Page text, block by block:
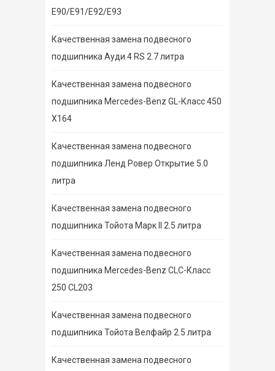
E90/E91/E92/E93
Качественная замена подвесного
подшипника Ауди 4 RS 2.7 литра
Качественная замена подвесного
подшипника Mercedes-Benz GL-Класс 450
X164
Качественная замена подвесного
подшипника Ленд Ровер Открытие 5.0
литра
Качественная замена подвесного
подшипника Тойота Марк II 2.5 литра
Качественная замена подвесного
подшипника Mercedes-Benz CLC-Класс
250 CL203
Качественная замена подвесного
подшипника Тойота Велфайр 2.5 литра
Качественная замена подвесного